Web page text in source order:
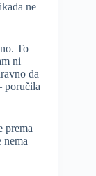
ne
To
ni
da
poručila
prema
nema